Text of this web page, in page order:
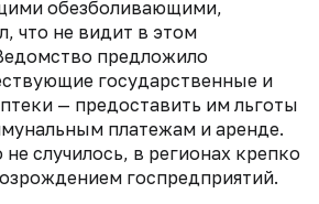
обезболивающими,
что не видит в этом
предложило
государственные и
— предоставить им льготы
платежам и аренде.
не случилось, в регионах крепко
госпредприятий.